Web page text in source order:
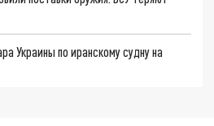
Украины по иранскому судну на